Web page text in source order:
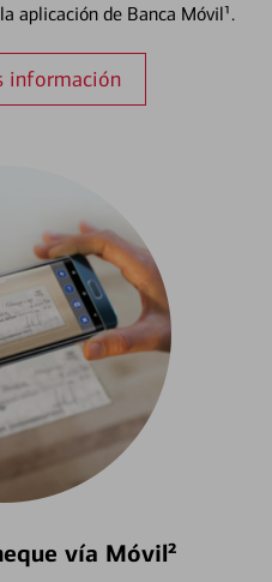
aplicación de Banca Móvil¹.
información
vía Móvil²